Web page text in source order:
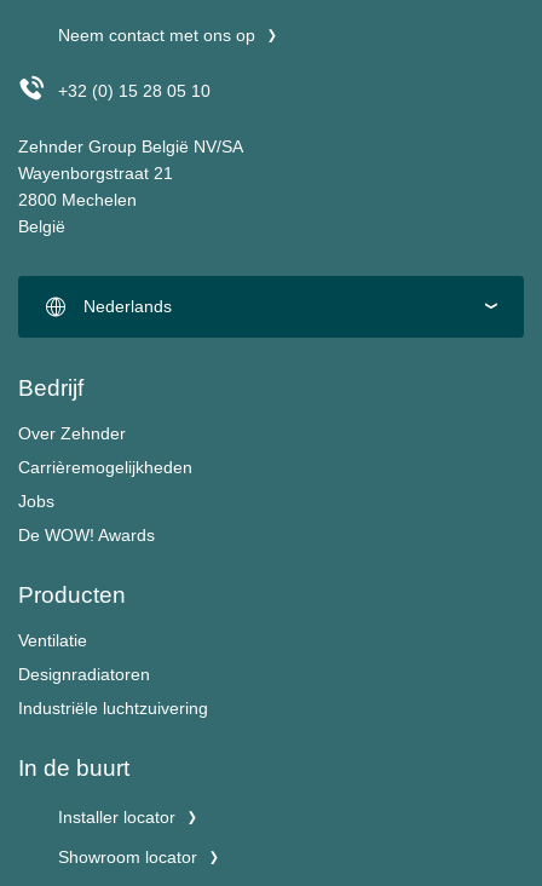
Neem contact met ons op
+32 (0) 15 28 05 10
Zehnder Group België NV/SA
Wayenborgstraat 21
2800 Mechelen
België
Nederlands
Bedrijf
Over Zehnder
Carrièremogelijkheden
Jobs
De WOW! Awards
Producten
Ventilatie
Designradiatoren
Industriële luchtzuivering
In de buurt
Installer locator
Showroom locator